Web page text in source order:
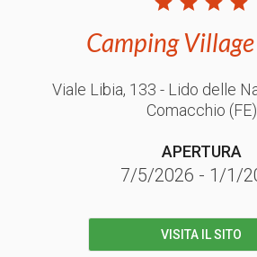
Camping
Viale Libia, 133 - Lido delle
Comacchio (FE)
APERTURA
7/5/2026 - 1/1/
VISITA IL SITO